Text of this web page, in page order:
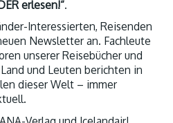
erlesen!“.
Interessierten, Reisenden
Newsletter an. Fachleute
unserer Reisebücher und
und Leuten berichten in
dieser Welt – immer